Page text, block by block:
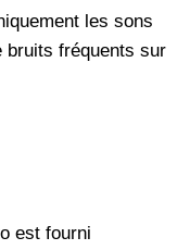
les sons
bruits fréquents sur
est fourni